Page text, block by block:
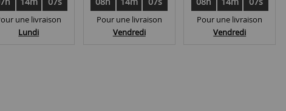
une livraison
Lundi
Pour une livraison
Vendredi
Pour une livraison
Vendredi